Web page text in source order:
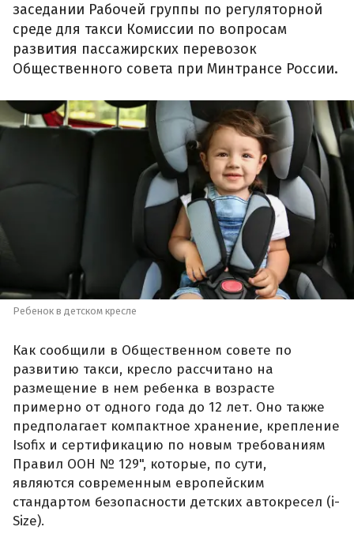
заседании Рабочей группы по регуляторной
среде для такси Комиссии по вопросам
развития пассажирских перевозок
Общественного совета при Минтрансе России.
Ребенок в детском кресле
Как сообщили в Общественном совете по
развитию такси, кресло рассчитано на
размещение в нем ребенка в возрасте
примерно от одного года до 12 лет. Оно также
предполагает компактное хранение, крепление
Isofix и сертификацию по новым требованиям
Правил ООН № 129", которые, по сути,
являются современным европейским
стандартом безопасности детских автокресел (i-
Size).